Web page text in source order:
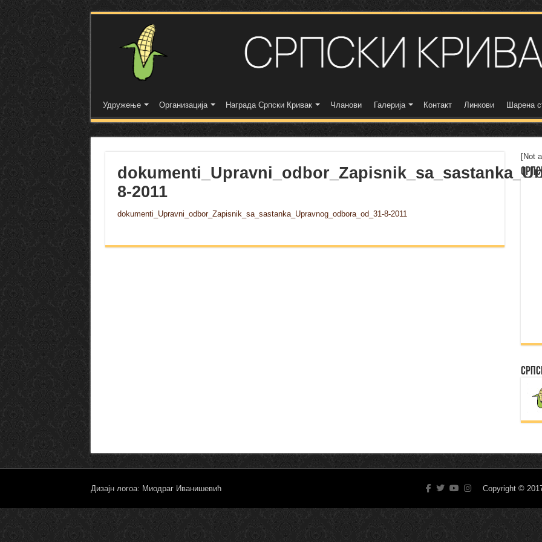
Удружење Организација Награда Српски Кривак Чланови Галерија Контакт Линкови Шарена
8-2011
dokumenti_Upravni_odbor_Zapisnik_sa_sastanka_Upravnog_odbora_od_31-8-2011
[Not
Copyright ©
Дизајн логоа: Миодраг Иванишевић